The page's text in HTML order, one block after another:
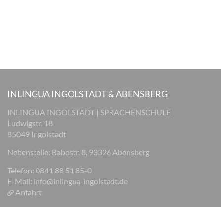
INLINGUA INGOLSTADT & ABENSBERG
INLINGUA INGOLSTADT | SPRACHENSCHULE
Ludwigstr. 18
85049 Ingolstadt
Nebenstelle: Babostr. 8, 93326 Abensberg
Telefon: 0841 88 51 85-0
E-Mail: info@inlingua-ingolstadt.de
Anfahrt